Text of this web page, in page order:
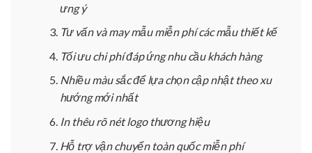
ưng ý
Tư vấn và may mẫu miễn phí các mẫu thiết kế
Tối ưu chi phí đáp ứng nhu cầu khách hàng
Nhiều màu sắc để lựa chọn cập nhật theo xu
hướng mới nhất
In thêu rõ nét logo thương hiệu
Hỗ trợ vận chuyển toàn quốc miễn phí